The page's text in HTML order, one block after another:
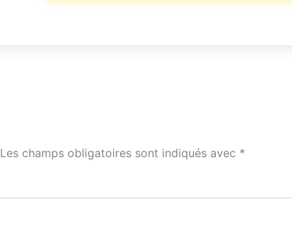
Les champs obligatoires sont indiqués avec *